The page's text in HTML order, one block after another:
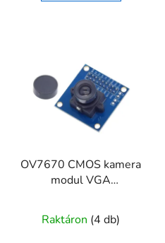
OV7670 CMOS kamera
modul VGA
Raktáron (4 db)